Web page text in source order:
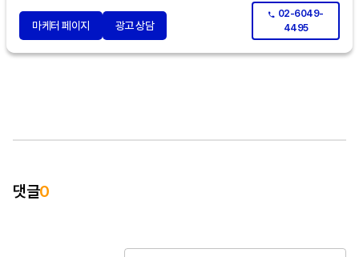
마케터 페이지 광고 상담
02-6049-
4495
댓글0